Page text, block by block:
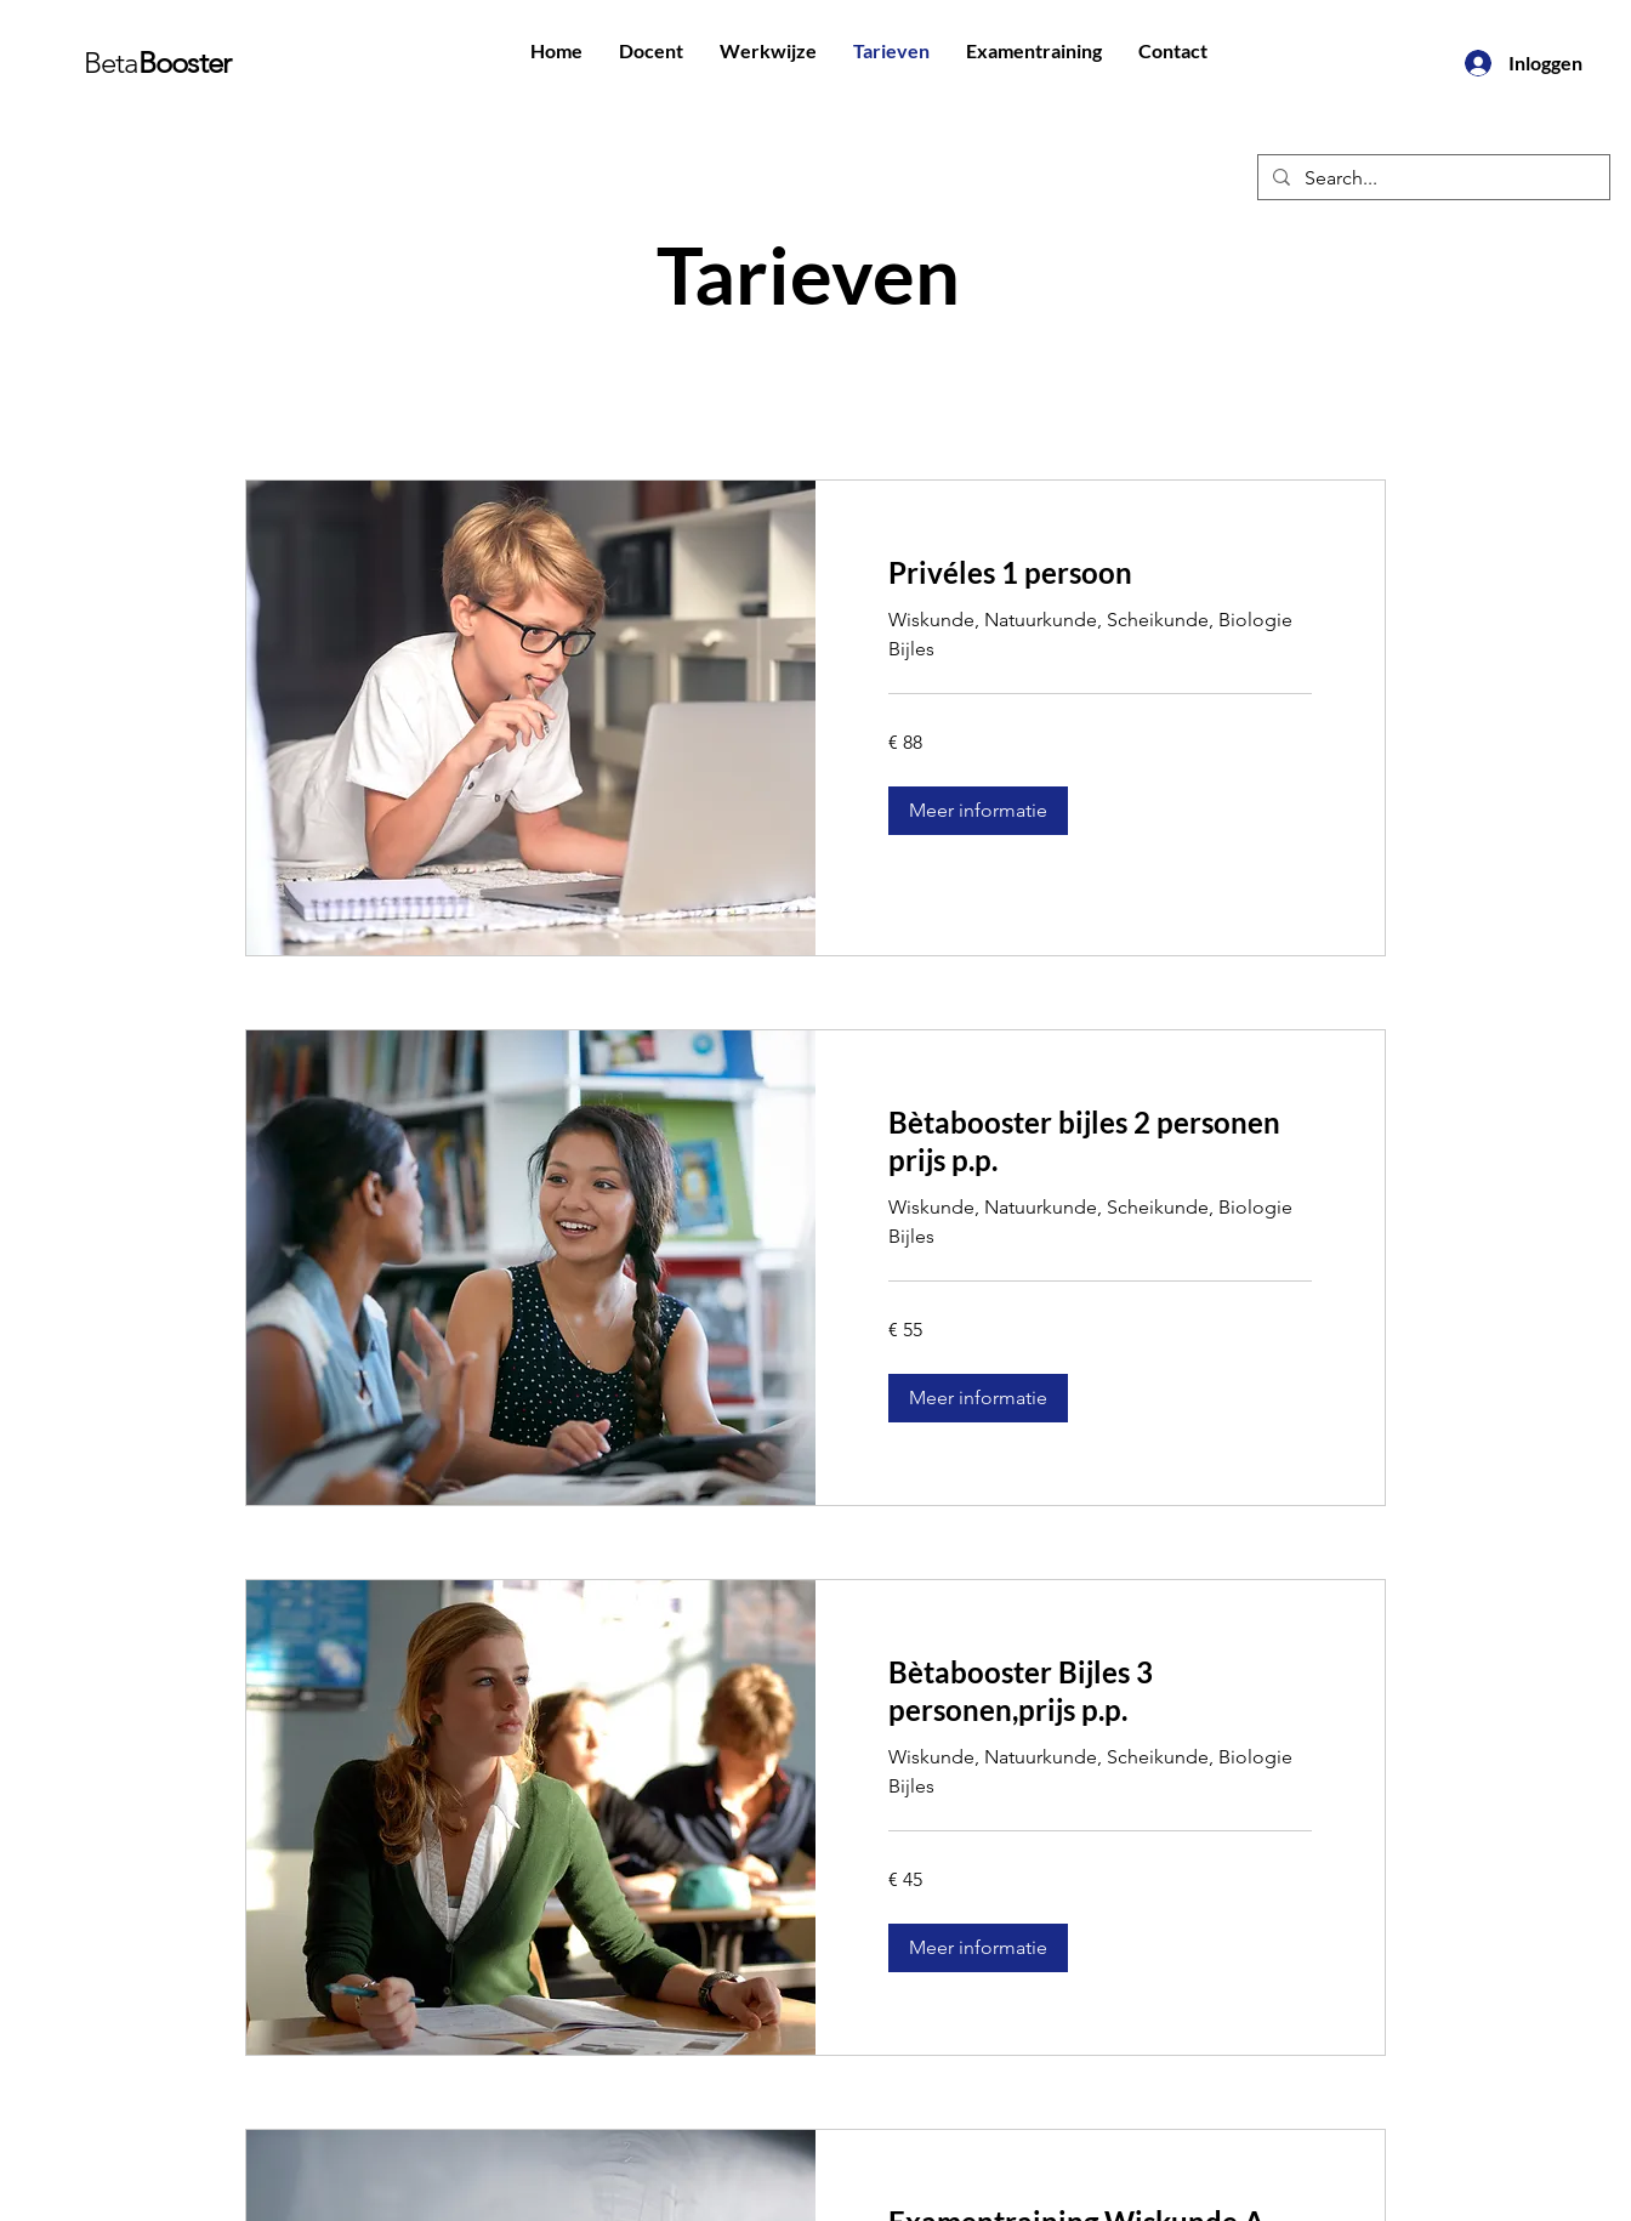
BetaBooster Home Docent Werkwijze Tarieven Examentraining Contact
Inloggen
Tarieven
Privéles 1 persoon
Wiskunde, Natuurkunde, Scheikunde, Biologie
Bijles
euro
€ 88
Meer informatie
Bètabooster bijles 2 personen
prijs p.p.
Wiskunde, Natuurkunde, Scheikunde, Biologie
Bijles
euro
€ 55
Meer informatie
Bètabooster Bijles 3
personen,prijs p.p.
Wiskunde, Natuurkunde, Scheikunde, Biologie
Bijles
euro
€ 45
Meer informatie